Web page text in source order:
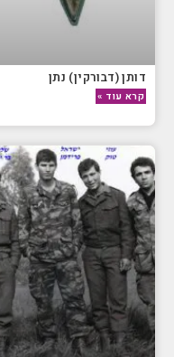
דותן (דבורקין) נתן
קרא עוד »